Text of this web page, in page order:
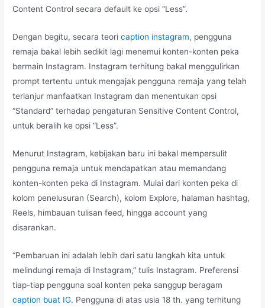
Content Control secara default ke opsi “Less”.
Dengan begitu, secara teoricaption instagram, pengguna
remaja bakal lebih sedikit lagi menemui konten-konten peka
bermain Instagram. Instagram terhitung bakal menggulirkan
prompt tertentu untuk mengajak pengguna remaja yang telah
terlanjur manfaatkan Instagram dan menentukan opsi
“Standard” terhadap pengaturan Sensitive Content Control,
untuk beralih ke opsi “Less”.
Menurut Instagram, kebijakan baru ini bakal mempersulit
pengguna remaja untuk mendapatkan atau memandang
konten-konten peka di Instagram. Mulai dari konten peka di
kolom penelusuran (Search), kolom Explore, halaman hashtag,
Reels, himbauan tulisan feed, hingga account yang
disarankan.
“Pembaruan ini adalah lebih dari satu langkah kita untuk
melindungi remaja di Instagram,” tulis Instagram. Preferensi
tiap-tiap pengguna soal konten peka sanggup beragam
caption buat IG. Pengguna di atas usia 18 th. yang terhitung